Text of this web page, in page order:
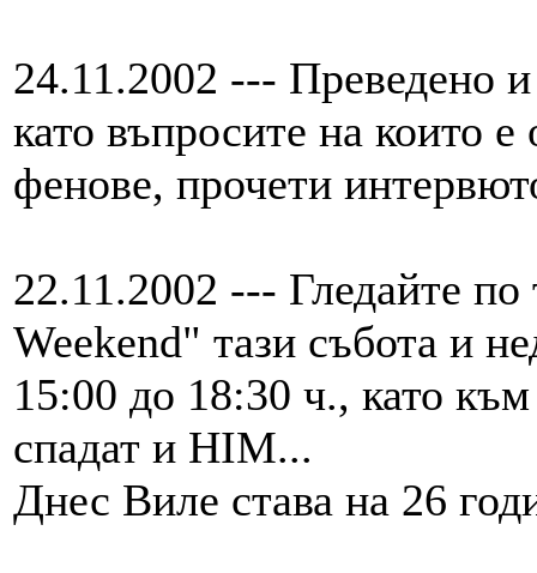
24.11.2002 --- Преведено
като въпросите на които
фенове, прочети
22.11.2002 --- Гледайте
Weekend" тази събота и
15:00 до 18:30 ч., като към
спадат и HIM...
Днес Виле става на 26